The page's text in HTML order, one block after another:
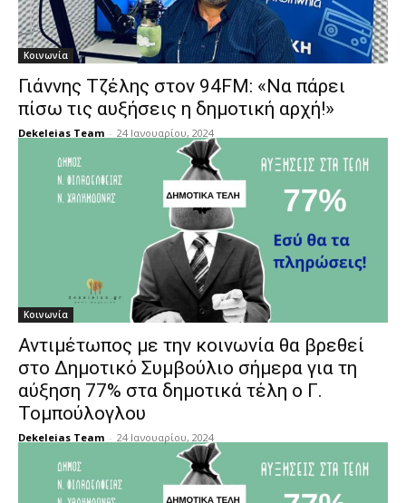
Κοινωνία
Γιάννης Τζέλης στον 94FM: «Να πάρει
πίσω τις αυξήσεις η δημοτική αρχή!»
Dekeleias Team - 24 Ιανουαρίου, 2024
Κοινωνία
Αντιμέτωπος με την κοινωνία θα βρεθεί
στο Δημοτικό Συμβούλιο σήμερα για τη
αύξηση 77% στα δημοτικά τέλη ο Γ.
Τομπούλογλου
Dekeleias Team - 24 Ιανουαρίου, 2024